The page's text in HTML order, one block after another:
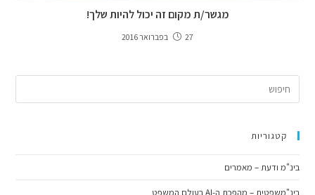
מגשר/ת מקום זה יכול להיות שלך!
27 בפברואר 2016
קטגוריות
בינ"מ ודעת – מאמרים